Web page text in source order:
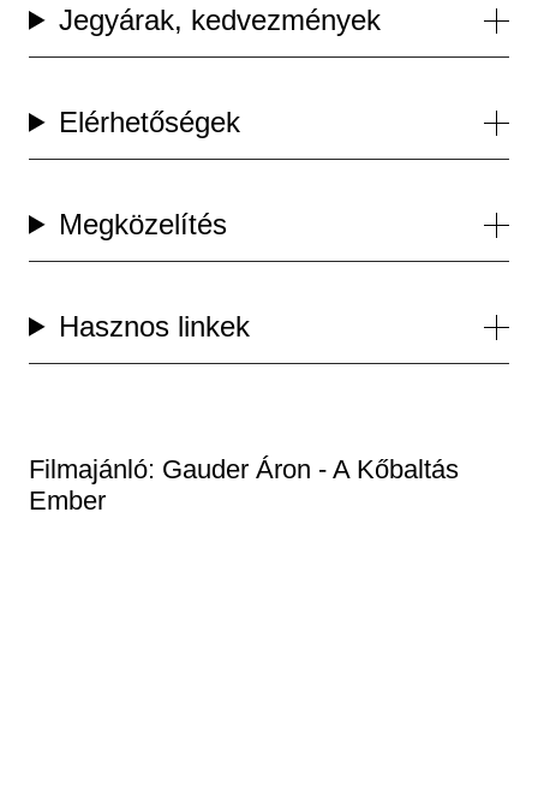
Jegyárak, kedvezmények
Elérhetőségek
Megközelítés
Hasznos linkek
Filmajánló: Gauder Áron - A Kőbaltás
Ember